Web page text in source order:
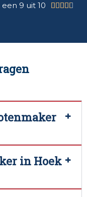
9 uit 10     
in Hoek